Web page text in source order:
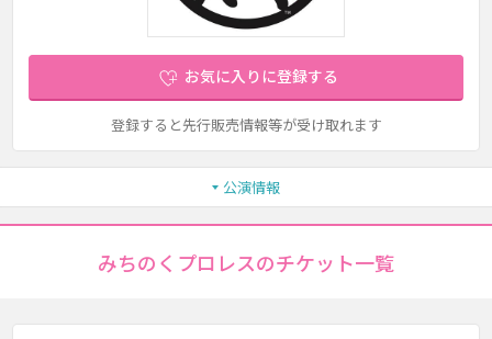
お気に入りに登録する
登録すると先行販売情報等が受け取れます
公演情報
みちのくプロレスのチケット一覧